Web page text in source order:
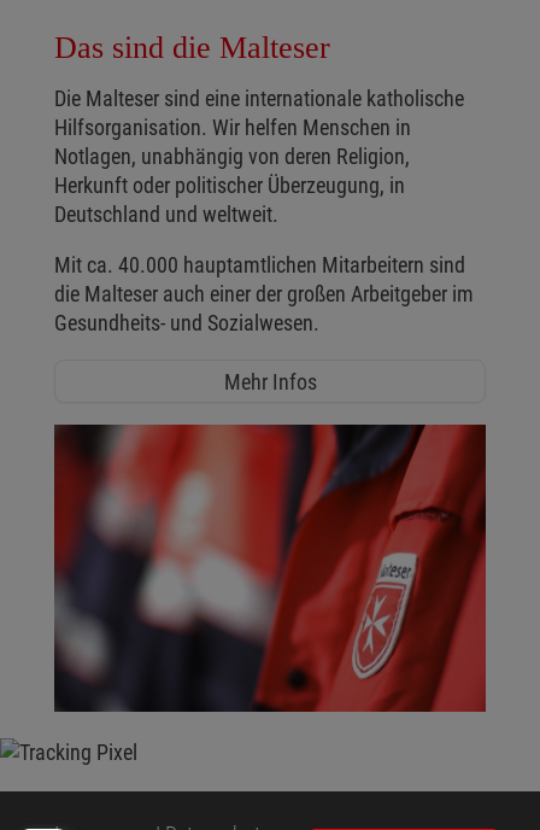
Das sind die Malteser
Die Malteser sind eine internationale katholische
Hilfsorganisation. Wir helfen Menschen in
Notlagen, unabhängig von deren Religion,
Herkunft oder politischer Überzeugung, in
Deutschland und weltweit.
Mit ca. 40.000 hauptamtlichen Mitarbeitern sind
die Malteser auch einer der großen Arbeitgeber im
Gesundheits- und Sozialwesen.
Mehr Infos